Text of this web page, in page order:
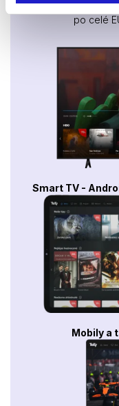
Sledovat
po celé
Smart TV -
Mobily a